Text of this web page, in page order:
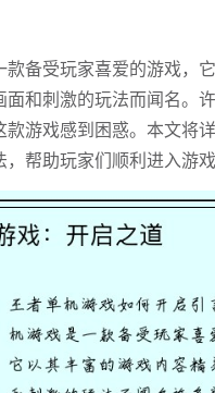
备受玩家喜爱的游戏，
和刺激的玩法而闻名。
款游戏感到困惑。本文将
帮助玩家们顺利进入游戏